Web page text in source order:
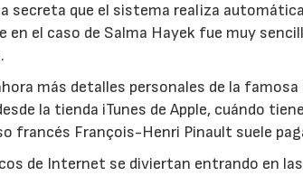
secreta que el sistema realiza
el caso de Salma Hayek fue muy
más detalles personales de la
la tienda iTunes de Apple, cuándo
francés François-Henri Pinault suele
de Internet se diviertan entrando en